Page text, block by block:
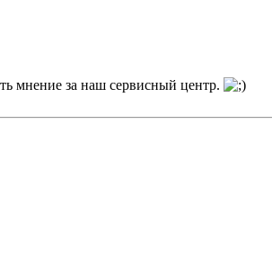
мнение за наш сервисный центр.